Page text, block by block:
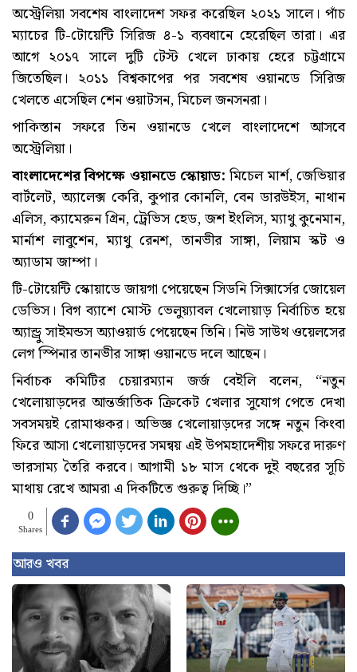
অস্ট্রেলিয়া সবশেষ বাংলাদেশ সফর করেছিল ২০২১ সালে। পাঁচ
ম্যাচের টি-টোয়েন্টি সিরিজ ৪-১ ব্যবধানে হেরেছিল তারা। এর
আগে ২০১৭ সালে দুটি টেস্ট খেলে ঢাকায় হেরে চট্টগ্রামে
জিতেছিল। ২০১১ বিশ্বকাপের পর সবশেষ ওয়ানডে সিরিজ
খেলতে এসেছিল শেন ওয়াটসন, মিচেল জনসনরা।
পাকিস্তান সফরে তিন ওয়ানডে খেলে বাংলাদেশে আসবে
অস্ট্রেলিয়া।
বাংলাদেশের বিপক্ষে ওয়ানডে স্কোয়াড: মিচেল মার্শ, জেভিয়ার
বার্টলেট, অ্যালেক্স কেরি, কুপার কোনলি, বেন ডারউইস, নাথান
এলিস, ক্যামেরুন গ্রিন, ট্রেভিস হেড, জশ ইংলিস, ম্যাথু কুনেমান,
মার্নাশ লাবুশেন, ম্যাথু রেনশ, তানভীর সাঙ্গা, লিয়াম স্কট ও
অ্যাডাম জাম্পা।
টি-টোয়েন্টি স্কোয়াডে জায়গা পেয়েছেন সিডনি সিক্সার্সের জোয়েল
ডেভিস। বিগ ব্যাশে মোস্ট ভেলুয়্যাবল খেলোয়াড় নির্বাচিত হয়ে
অ্যান্ড্রু সাইমন্ডস অ্যাওয়ার্ড পেয়েছেন তিনি। নিউ সাউথ ওয়েলসের
লেগ স্পিনার তানভীর সাঙ্গা ওয়ানডে দলে আছেন।
নির্বাচক কমিটির চেয়ারম্যান জর্জ বেইলি বলেন, ‘‘নতুন
খেলোয়াড়দের আন্তর্জাতিক ক্রিকেট খেলার সুযোগ পেতে দেখা
সবসময়ই রোমাঞ্চকর। অভিজ্ঞ খেলোয়াড়দের সঙ্গে নতুন কিংবা
ফিরে আসা খেলোয়াড়দের সমন্বয় এই উপমহাদেশীয় সফরে দারুণ
ভারসাম্য তৈরি করবে। আগামী ১৮ মাস থেকে দুই বছরের সূচি
মাথায় রেখে আমরা এ দিকটিতে গুরুত্ব দিচ্ছি।”
0
Shares
আরও খবর